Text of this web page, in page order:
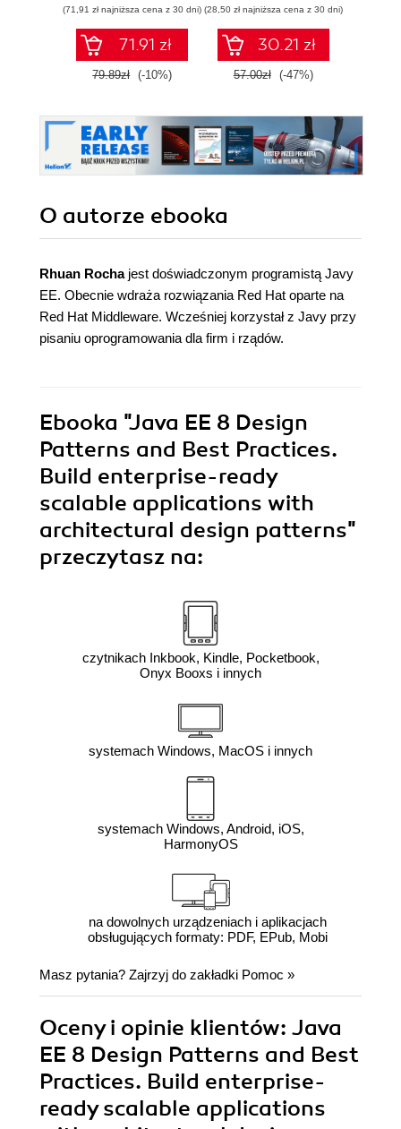
(71,91 zł najniższa cena z 30 dni)
71.91 zł
79.89zł (-10%)
(28,50 zł najniższa cena z 30 dni)
30.21 zł
57.00zł (-47%)
O autorze ebooka
Rhuan Rochajest doświadczonym programistą Javy
EE. Obecnie wdraża rozwiązania Red Hat oparte na
Red Hat Middleware. Wcześniej korzystał z Javy przy
pisaniu oprogramowania dla firm i rządów.
Ebooka "Java EE 8 Design
Patterns and Best Practices.
Build enterprise-ready
scalable applications with
architectural design patterns"
przeczytasz na:
czytnikach Inkbook, Kindle, Pocketbook,
Onyx Booxs i innych
systemach Windows, MacOS i innych
systemach Windows, Android, iOS,
HarmonyOS
na dowolnych urządzeniach i aplikacjach
obsługujących formaty: PDF, EPub, Mobi
Masz pytania? Zajrzyj do zakładki Pomoc »
Oceny i opinie klientów: Java
EE 8 Design Patterns and Best
Practices. Build enterprise-
ready scalable applications